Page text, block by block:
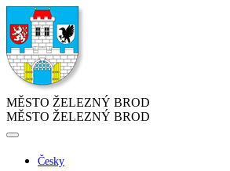
MĚSTO ŽELEZNÝ BROD
MĚSTO ŽELEZNÝ BROD
Česky